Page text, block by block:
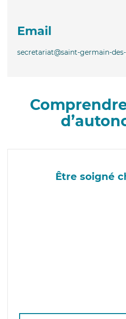
Email
secretariat@saint-germain-
Être soigné